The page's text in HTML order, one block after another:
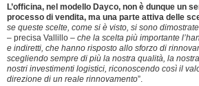
L’officina, nel modello Dayco, non è dunque un
processo di vendita, ma una parte attiva delle
se queste scelte, come si è visto, si sono
– precisa Vallillo – che la scelta più importante
e indiretti, che hanno risposto allo sforzo di
scegliendo sempre di più la nostra qualità, la
nostri investimenti logistici, riconoscendo così il
direzione di un reale rinnovamento”.